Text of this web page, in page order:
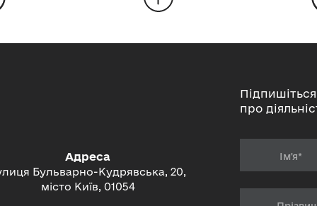
Адреса
Бульварно-Кудрявська, 20,
місто Київ, 01054
про